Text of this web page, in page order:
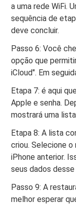
a uma rede WiFi.
sequência de
deve concluir.
Passo 6: Você
opção que
iCloud". Em
Etapa 7: é aqui
Apple e senha.
mostrará uma
Etapa 8: A lista
criou. Selecione
iPhone anterior.
seus dados
Passo 9: A
melhor esperar